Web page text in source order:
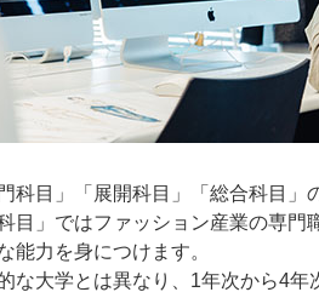
科目」「展開科目」「総合科目
目」ではファッション産業の専門
能力を身につけます。
な大学とは異なり、1年次から4